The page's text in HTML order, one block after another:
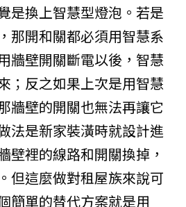
是換上智慧型燈泡。若是
那開和關都必須用智慧系
牆壁開關斷電以後，智慧
；反之如果上次是用智慧
牆壁的開關也無法再讓它
法是新家裝潢時就設計進
壁裡的線路和開關換掉，
但這麼做對租屋族來說可
簡單的替代方案就是用